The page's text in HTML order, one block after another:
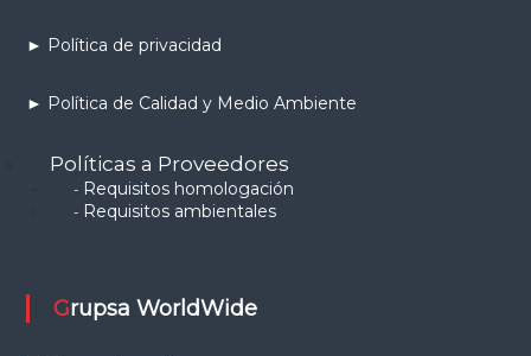
► Política de privacidad
► Política de Calidad y Medio Ambiente
Políticas a Proveedores
- Requisitos homologación
- Requisitos ambientales
Grupsa WorldWide